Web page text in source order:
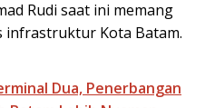
Rudi saat ini memang
Kota Batam.
Dua, Penerbangan